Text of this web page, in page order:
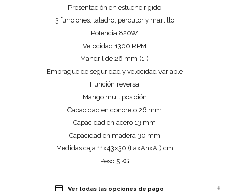
Presentación en estuche rígido
3 funciones: taladro, percutor y martillo
Potencia 820W
Velocidad 1300 RPM
Mandril de 26 mm (1¨)
Embrague de seguridad y velocidad variable
Función reversa
Mango multiposición
Capacidad en concreto 26 mm
Capacidad en acero 13 mm
Capacidad en madera 30 mm
Medidas caja 11x43x30 (LaxAnxAl) cm
Peso 5 KG
Ver todas las opciones de pago